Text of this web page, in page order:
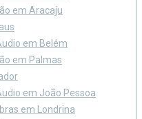
em Aracaju
em Belém
em Palmas
em João Pessoa
em Londrina